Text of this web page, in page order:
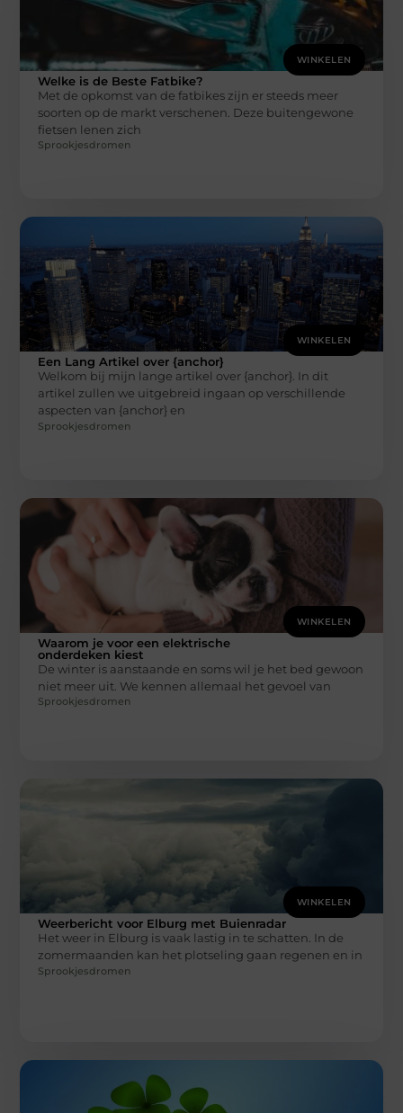
WINKELEN
Welke is de Beste Fatbike?
Met de opkomst van de fatbikes zijn er steeds meer
soorten op de markt verschenen. Deze buitengewone
fietsen lenen zich
Sprookjesdromen
WINKELEN
Een Lang Artikel over {anchor}
Welkom bij mijn lange artikel over {anchor}. In dit
artikel zullen we uitgebreid ingaan op verschillende
aspecten van {anchor} en
Sprookjesdromen
WINKELEN
Waarom je voor een elektrische
onderdeken kiest
De winter is aanstaande en soms wil je het bed gewoon
niet meer uit. We kennen allemaal het gevoel van
Sprookjesdromen
WINKELEN
Weerbericht voor Elburg met Buienradar
Het weer in Elburg is vaak lastig in te schatten. In de
zomermaanden kan het plotseling gaan regenen en in
Sprookjesdromen